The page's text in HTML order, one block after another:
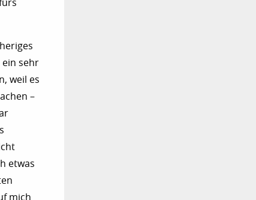
ein sehr
weil es
–
etwas
mich